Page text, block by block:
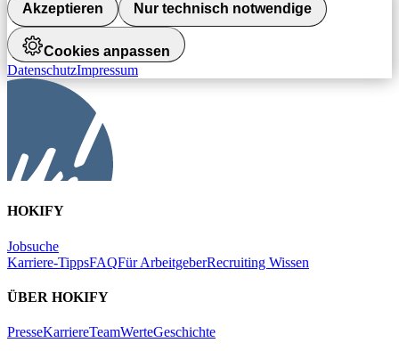
Akzeptieren Nur technisch notwendige
Cookies anpassen
DatenschutzImpressum
HOKIFY
Jobsuche
Karriere-TippsFAQFür ArbeitgeberRecruiting Wissen
ÜBER HOKIFY
PresseKarriereTeamWerteGeschichte